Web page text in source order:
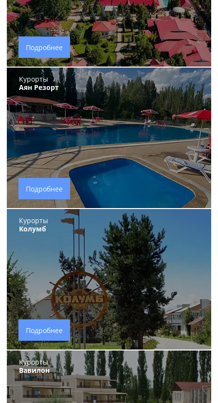
Подробнее
Курорты
Аян Резорт
Подробнее
Курорты
Колумб
Подробнее
Курорты
Вавилон